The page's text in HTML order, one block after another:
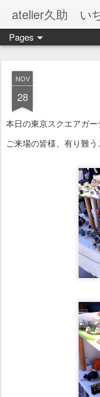
atelier久助 い
Pages
NOV
28
本日の東京スクエアガ
ご来場の皆様、有り難う